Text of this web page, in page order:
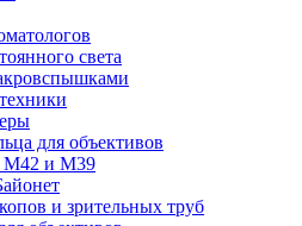
света
для объективов
М42 и М39
и зрительных труб